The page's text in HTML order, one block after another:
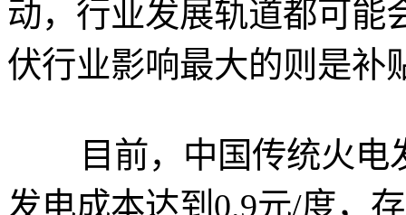
动，行业发展轨道都可能
伏行业影响最大的则是补
目前，中国传统火电
发电成本达到0.9元/度，